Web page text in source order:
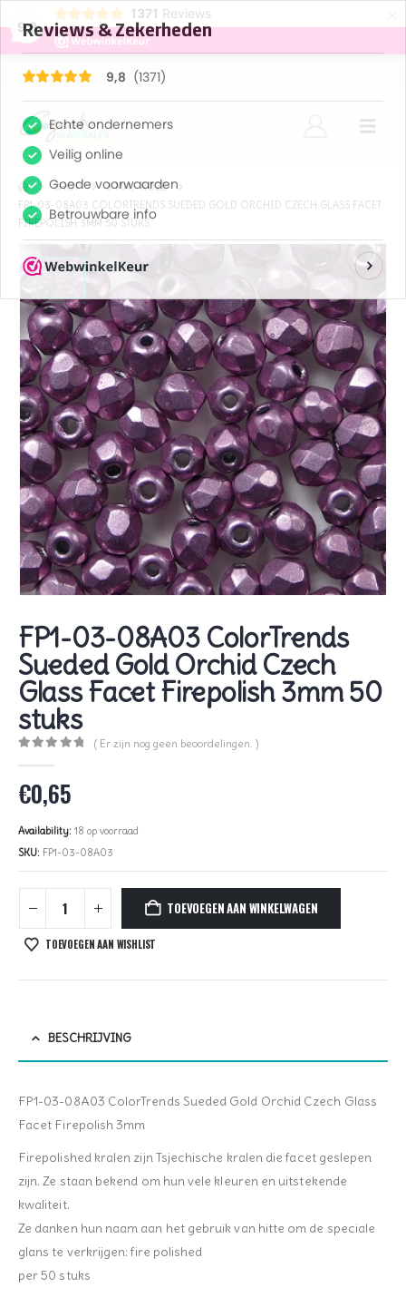
9,8
1371 Reviews ×
SHOP 3 MM, ROZE
FP1-03-08A03 COLORTRENDS SUEDED GOLD ORCHID CZECH GLASS FACET
FIREPOLISH 3MM 50 STUKS
FP1-03-08A03 ColorTrends
Sueded Gold Orchid Czech
Glass Facet Firepolish 3mm 50
stuks
( Er zijn nog geen beoordelingen. )
€0,65
Availability: 18 op voorraad
SKU: FP1-03-08A03
TOEVOEGEN AAN WINKELWAGEN
TOEVOEGEN AAN WISHLIST
BESCHRIJVING
FP1-03-08A03 ColorTrends Sueded Gold Orchid Czech Glass
Facet Firepolish 3mm
Firepolished kralen zijn Tsjechische kralen die facet geslepen
zijn. Ze staan bekend om hun vele kleuren en uitstekende
kwaliteit.
Ze danken hun naam aan het gebruik van hitte om de speciale
glans te verkrijgen: fire polished
per 50 stuks